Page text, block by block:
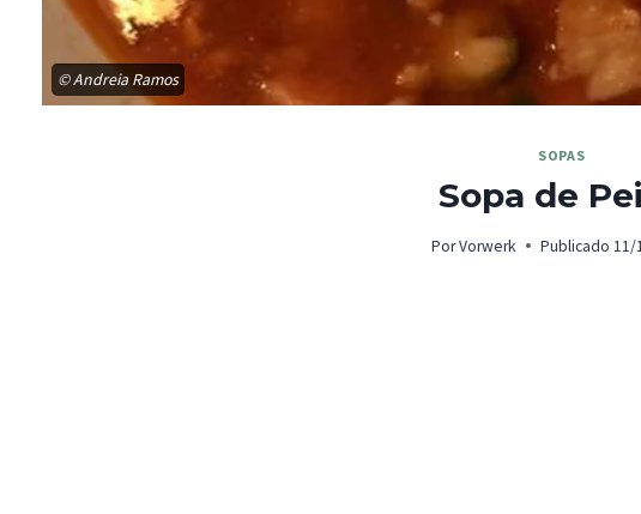
© Andreia Ramos
SOPAS
Sopa de
Por Vorwerk Publicado 11/